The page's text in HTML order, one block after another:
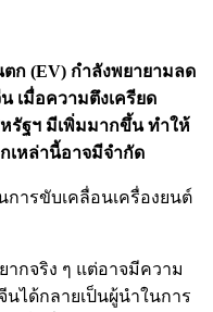
ก (EV) กำลังพยายามลด
เมื่อความตึงเครียด
รัฐฯ มีเพิ่มมากขึ้น ทำให้
เหล่านี้อาจมีจำกัด
ารขับเคลื่อนเครื่องยนต์
ากจริง ๆ แต่อาจมีความ
ได้กลายเป็นผู้นำในการ